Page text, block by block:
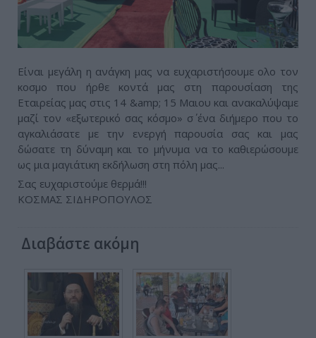
Είναι μεγάλη η ανάγκη μας να ευχαριστήσουμε ολο τον
κοσμο που ήρθε κοντά μας στη παρουσίαση της
Εταιρείας μας στις 14 &amp; 15 Μαιου και ανακαλύψαμε
μαζί τον «εξωτερικό σας κόσμο» σ΄ ένα διήμερο που το
αγκαλιάσατε με την ενεργή παρουσία σας και μας
δώσατε τη δύναμη και το μήνυμα να το καθιερώσουμε
ως μια μαγιάτικη εκδήλωση στη πόλη μας...
Σας ευχαριστούμε θερμά!!!
ΚΟΣΜΑΣ ΣΙΔΗΡΟΠΟΥΛΟΣ
Διαβάστε ακόμη